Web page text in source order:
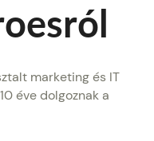
marketing és IT
éve dolgoznak a